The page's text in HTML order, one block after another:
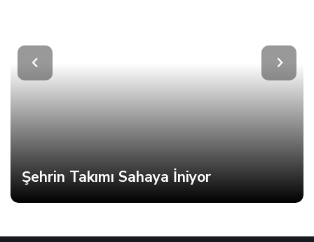
Şehrin Takımı Sahaya İniyor